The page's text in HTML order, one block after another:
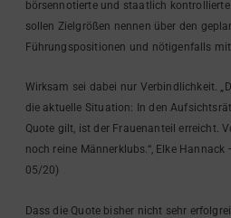
börsennotierte und staatlich
sollen Zielgrößen nennen über den
Führungspositionen und nötigenfalls
Wirksam sei dabei nur Verbindlichkeit.
die aktuelle Situation: In den
Quote gilt, ist der Frauenanteil erreicht.
noch reine Männerklubs.“, Elke Hannack
05/20)
Dass die Quote bisher nicht sehr